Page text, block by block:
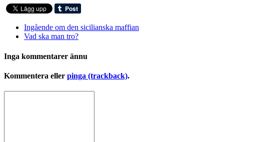
Ingående om den sicilianska maffian
Vad ska man tro?
Inga kommentarer ännu
Kommentera eller pinga (trackback).